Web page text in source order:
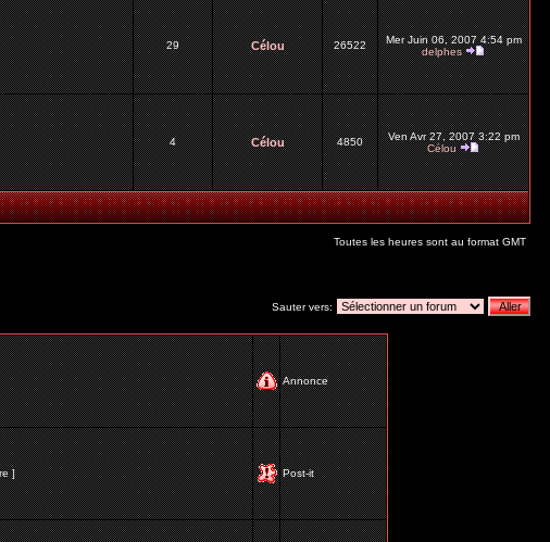
29 Célou 26522
Mer Juin 06, 2007 4:54 pm
delphes
4 Célou 4850
Ven Avr 27, 2007 3:22 pm
Célou
Toutes les heures sont au format GMT
Sauter vers:
Annonce
] Post-it